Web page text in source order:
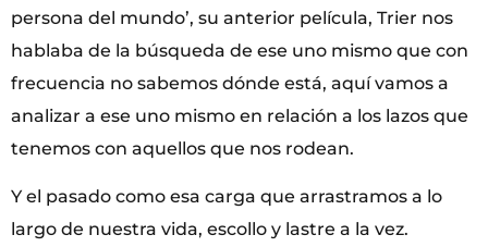
persona del mundo’, su anterior película, Trier nos
hablaba de la búsqueda de ese uno mismo que con
frecuencia no sabemos dónde está, aquí vamos a
analizar a ese uno mismo en relación a los lazos que
tenemos con aquellos que nos rodean.
Y el pasado como esa carga que arrastramos a lo
largo de nuestra vida, escollo y lastre a la vez.